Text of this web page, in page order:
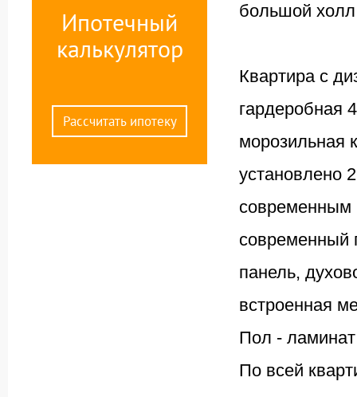
Ипотечный
калькулятор
Рассчитать ипотеку
большой
Квартира с
гардеробная
морозильная
установлено
современным
современный
панель,
встроенная
Пол - ламинат
По всей